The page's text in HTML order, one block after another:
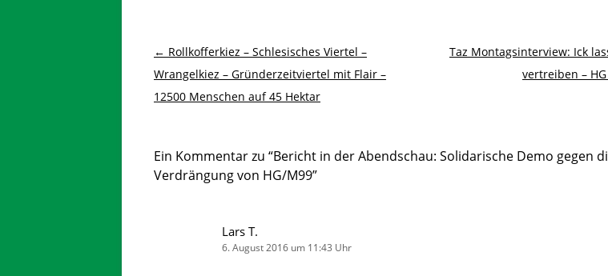
Beitragsnavigation
← Rollkofferkiez – Schlesisches Viertel –
Wrangelkiez – Gründerzeitviertel mit Flair –
12500 Menschen auf 45 Hektar
Taz Montagsinterview: Ick
vertreiben –
Ein Kommentar zu “Bericht in der Abendschau: Solidarische Demo gegen
Verdrängung von HG/M99”
Lars T.
6. August 2016 um 11:43 Uhr